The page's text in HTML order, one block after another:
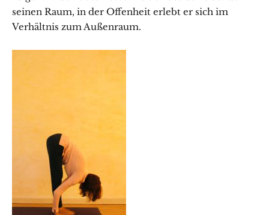
seinen Raum, in der Offenheit erlebt er sich im
Verhältnis zum Außenraum.